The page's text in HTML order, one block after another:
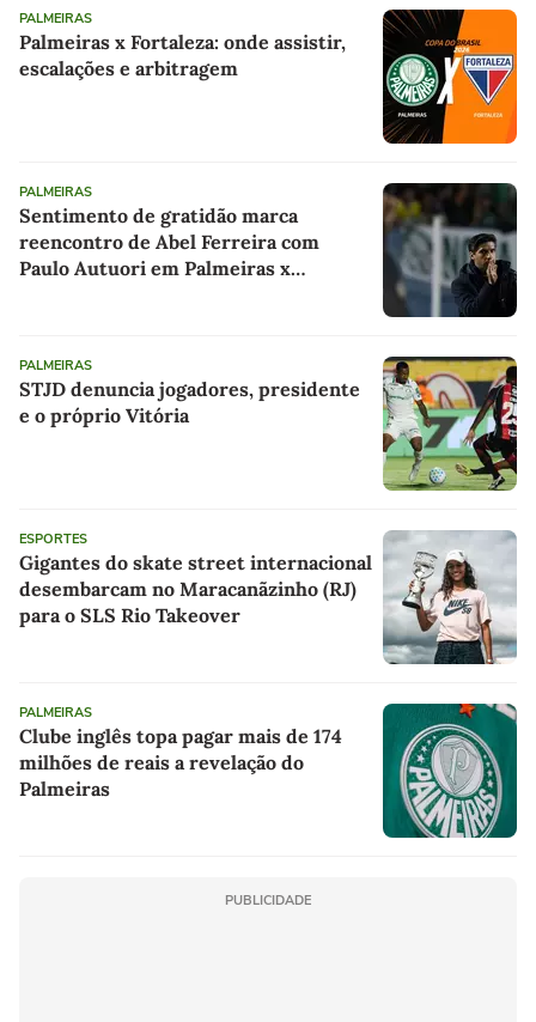
PALMEIRAS
Palmeiras x Fortaleza: onde assistir,
escalações e arbitragem
PALMEIRAS
Sentimento de gratidão marca
reencontro de Abel Ferreira com
Paulo Autuori em Palmeiras x
PALMEIRAS
STJD denuncia jogadores, presidente
e o próprio Vitória
ESPORTES
Gigantes do skate street internacional
desembarcam no Maracanãzinho (RJ)
para o SLS Rio Takeover
PALMEIRAS
Clube inglês topa pagar mais de 174
milhões de reais a revelação do
Palmeiras
PUBLICIDADE